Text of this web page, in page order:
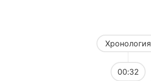
Хронология
00:32